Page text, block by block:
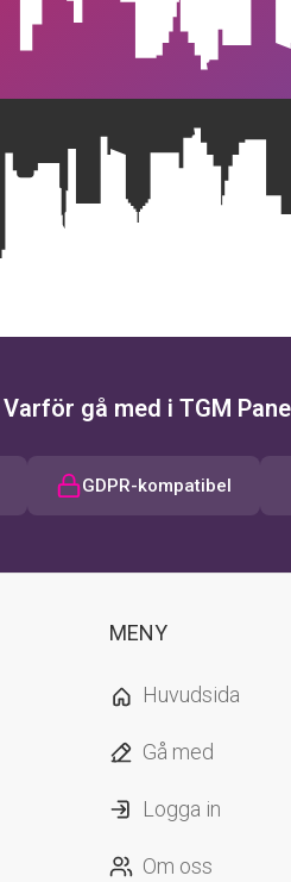
Varför gå med i TGM
GDPR-kompatibel
MENY
Huvudsida
Gå med
Logga in
Om oss